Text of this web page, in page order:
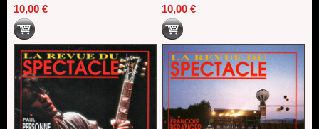
10,00 €
10,00 €